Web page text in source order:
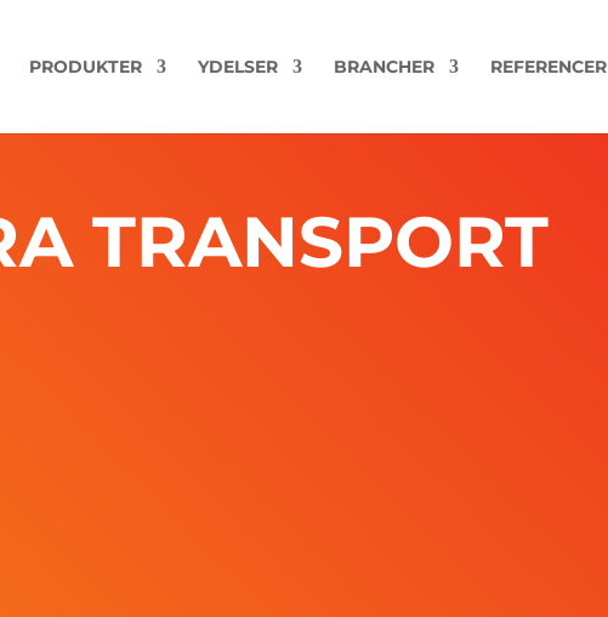
PRODUKTER YDELSER BRANCHER REFERENCER
TRANSPORT